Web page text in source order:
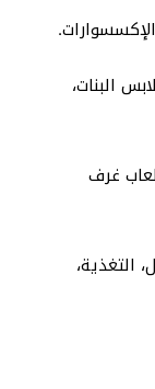
البنات،
غرف
التغذية،